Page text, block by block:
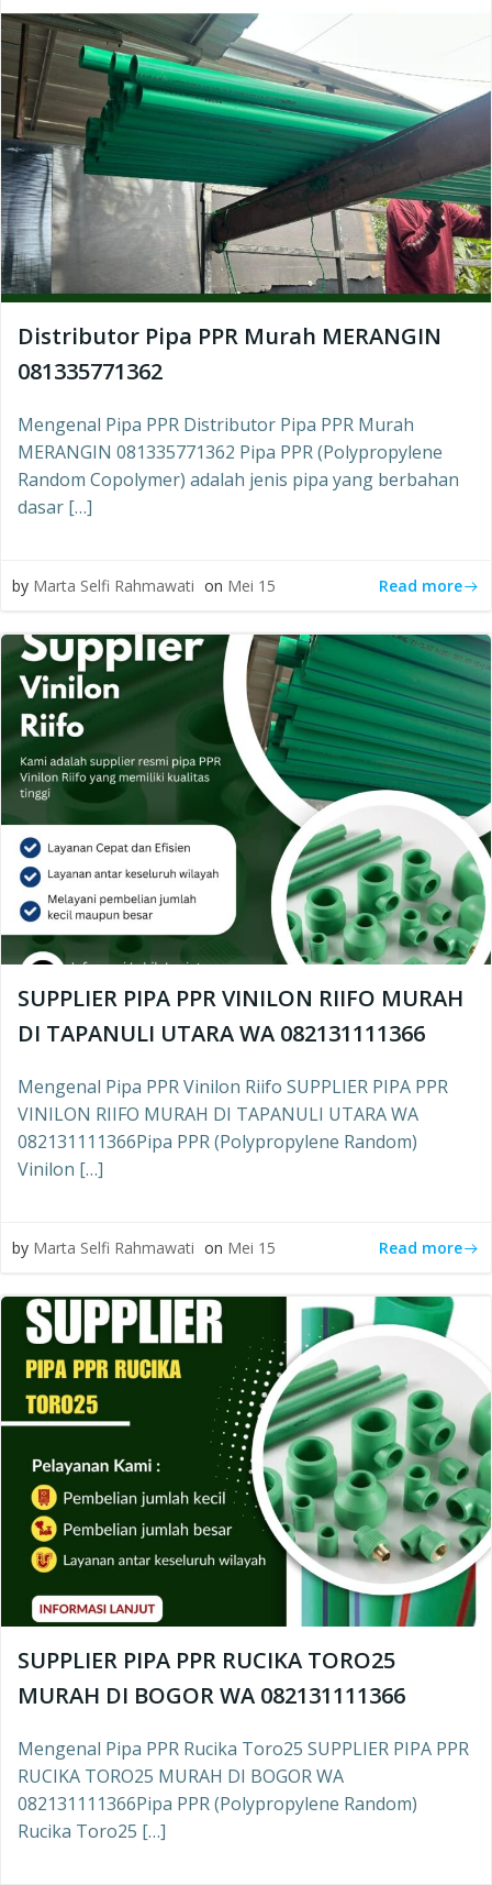
Distributor Pipa PPR Murah MERANGIN
081335771362
Mengenal Pipa PPR Distributor Pipa PPR Murah
MERANGIN 081335771362 Pipa PPR (Polypropylene
Random Copolymer) adalah jenis pipa yang berbahan
dasar […]
by Marta Selfi Rahmawati on Mei 15 Read more
SUPPLIER PIPA PPR VINILON RIIFO MURAH
DI TAPANULI UTARA WA 082131111366
Mengenal Pipa PPR Vinilon Riifo SUPPLIER PIPA PPR
VINILON RIIFO MURAH DI TAPANULI UTARA WA
082131111366Pipa PPR (Polypropylene Random)
Vinilon […]
by Marta Selfi Rahmawati on Mei 15 Read more
SUPPLIER PIPA PPR RUCIKA TORO25
MURAH DI BOGOR WA 082131111366
Mengenal Pipa PPR Rucika Toro25 SUPPLIER PIPA PPR
RUCIKA TORO25 MURAH DI BOGOR WA
082131111366Pipa PPR (Polypropylene Random)
Rucika Toro25 […]